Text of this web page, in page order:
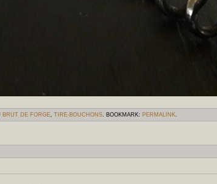
BRUT DE FORGE TIRE-BOUCHONS . BOOKMARK: PERMALINK